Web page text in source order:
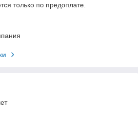
только по предоплате.